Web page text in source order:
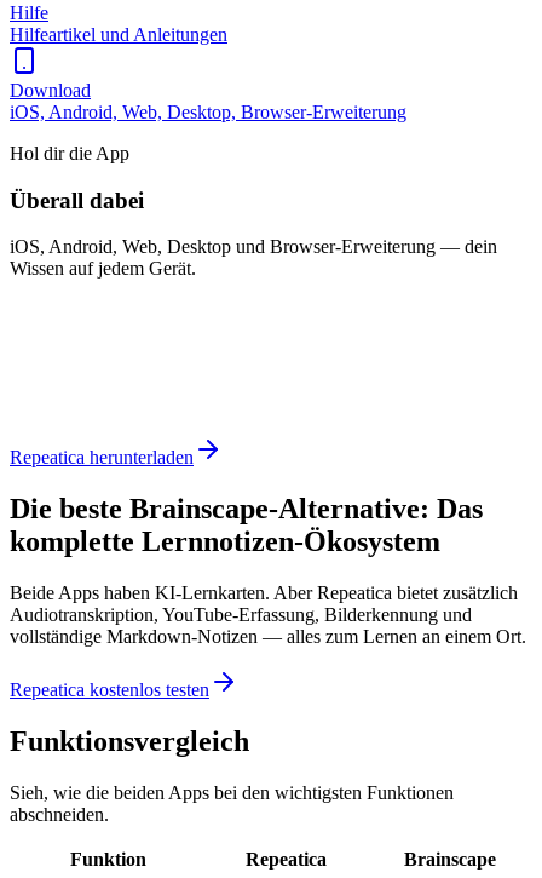
Hilfe
Hilfeartikel und Anleitungen
Download
iOS, Android, Web, Desktop, Browser-Erweiterung
Hol dir die App
Überall dabei
iOS, Android, Web, Desktop und Browser-Erweiterung — dein
Wissen auf jedem Gerät.
Repeatica herunterladen
Die beste Brainscape-Alternative: Das
komplette Lernnotizen-Ökosystem
Beide Apps haben KI-Lernkarten. Aber Repeatica bietet zusätzlich
Audiotranskription, YouTube-Erfassung, Bilderkennung und
vollständige Markdown-Notizen — alles zum Lernen an einem Ort.
Repeatica kostenlos testen
Funktionsvergleich
Sieh, wie die beiden Apps bei den wichtigsten Funktionen
abschneiden.
Funktion Repeatica
Brainscape